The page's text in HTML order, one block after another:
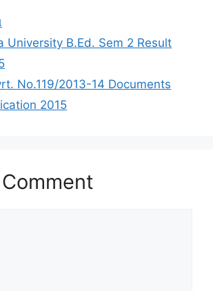
University B.Ed. Sem 2 Result
No.119/2013-14 Documents
2015